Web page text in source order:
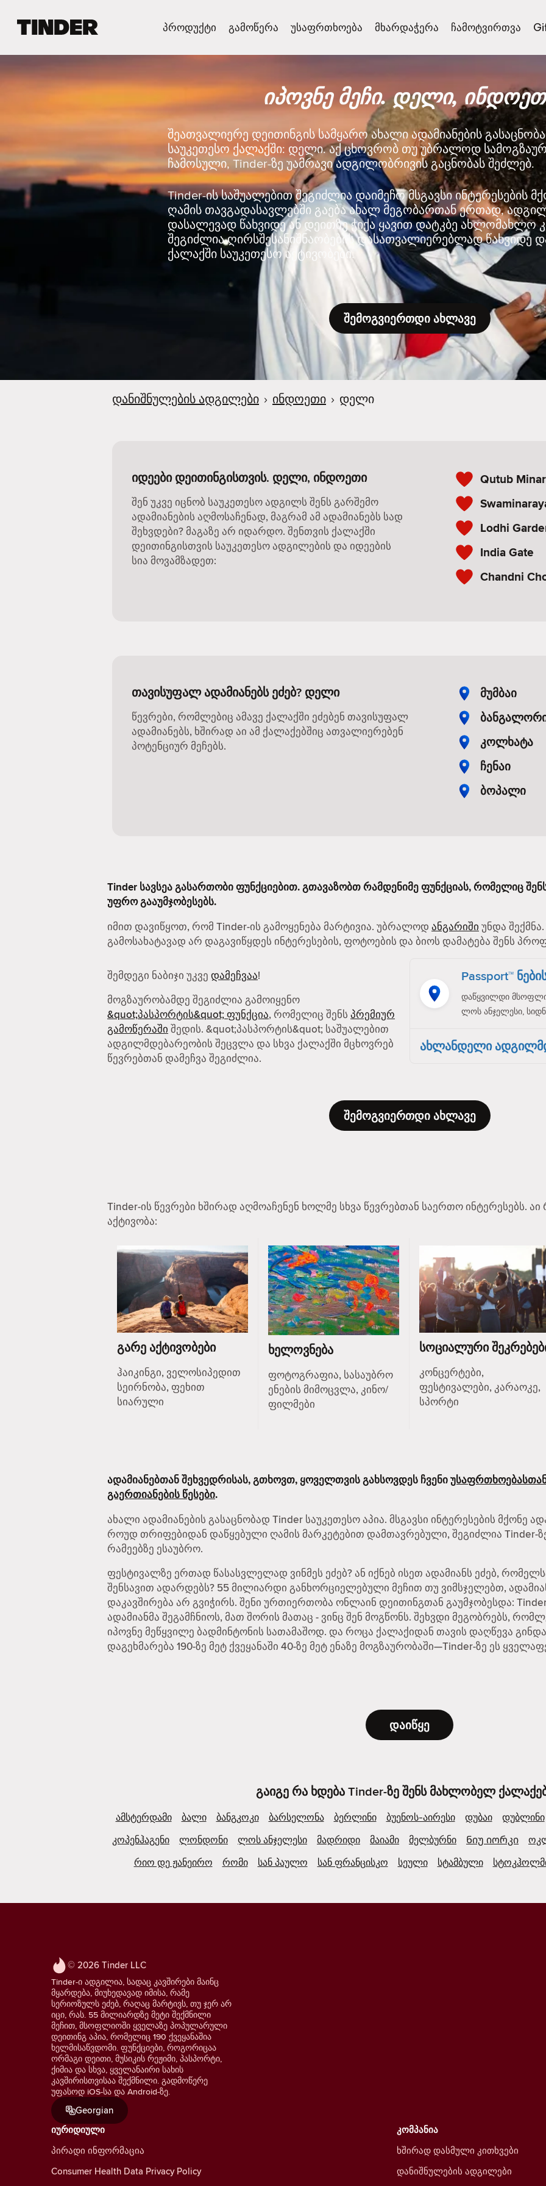
d
პროდუქტი გამოწერა უსაფრთხოება მხარდაჭერა ჩამოტვირთვა
იპოვნე მეჩი. დელი,
შეათვალიერე დეითინგის სამყარო ახალი ადამიანების
საუკეთესო ქალაქში: დელი. აქ ცხოვრობ თუ უბრალოდ
ჩამოსული, Tinder-ზე უამრავი ადგილობრივის გაცნობას შეძლებ.
Tinder-ის საშუალებით შეგიძლია დაიმეჩო მსგავსი ინტერესების
ღამის თავგადასავლებში გაება ახალ მეგობართან ერთად,
დასალევად წახვიდე ან დეითზე ჭიქა ყავით დატკბე ახლომახლო
შეგიძლია ღირსშესანიშნაობების დასათვალიერებლად წახვიდე
ქალაქში საუკეთესო აქტივობები.
შემოგვიერთდი ახლავე
დანიშნულების ადგილები › ინდოეთი › დელი
იდეები დეითინგისთვის. დელი, ინდოეთი
შენ უკვე იცნობ საუკეთესო ადგილს შენს გარშემო
ადამიანების აღმოსაჩენად, მაგრამ ამ ადამიანებს სად
შეხვდები? მაგაზე არ იდარდო. შენთვის ქალაქში
დეითინგისთვის საუკეთესო ადგილების და იდეების
სია მოვამზადეთ:
Qutub Minar
Lodhi
India Gate
Chandni
თავისუფალ ადამიანებს ეძებ? დელი
წევრები, რომლებიც ამავე ქალაქში ეძებენ თავისუფალ
ადამიანებს, ხშირად აი ამ ქალაქებშიც ათვალიერებენ
პოტენციურ მეჩებს.
მუმბაი
კოლხატა
ჩენაი
ბოპალი
Tinder სავსეა გასართობი ფუნქციებით. გთავაზობთ რამდენიმე ფუნქციას, რომელიც
უფრო გააუმჯობესებს.
იმით დავიწყოთ, რომ Tinder-ის გამოყენება მარტივია. უბრალოდ ანგარიში უნდა
გამოსახატავად არ დაგავიწყდეს ინტერესების, ფოტოების და ბიოს დამატება შენს
შემდეგი ნაბიჯი უკვე დამეჩვაა!
მოგზაურობამდე შეგიძლია გამოიყენო
&quot;პასპორტის&quot; ფუნქცია, რომელიც შენს პრემიურ
გამოწერაში შედის. &quot;პასპორტის&quot; საშუალებით
ადგილმდებარეობის შეცვლა და სხვა ქალაქში მცხოვრებ
წევრებთან დამეჩვა შეგიძლია.
Passport™
დაწყვილდი
ლოს ანჯელესი,
ახლანდელი
შემოგვიერთდი ახლავე
Tinder-ის წევრები ხშირად აღმოაჩენენ ხოლმე სხვა წევრებთან საერთო ინტერესებს.
აქტივობა:
გარე აქტივობები
ჰაიკინგი, ველოსიპედით
სეირნობა, ფეხით
სიარული
ხელოვნება
ფოტოგრაფია, სასაუბრო
ენების მიმოცვლა, კინო/
ფილმები
სოციალური
კონცერტები,
ფესტივალები, კარაოკე,
სპორტი
ადამიანებთან შეხვედრისას, გთხოვთ, ყოველთვის გახსოვდეს ჩვენი
გაერთიანების წესები.
ახალი ადამიანების გასაცნობად Tinder საუკეთესო აპია. მსგავსი ინტერესების მქონე
როუდ თრიფებიდან დაწყებული ღამის მარკეტებით დამთავრებული, შეგიძლია Tinder-
რამეებზე ესაუბრო.
ფესტივალზე ერთად წასასვლელად ვინმეს ეძებ? ან იქნებ ისეთ ადამიანს ეძებ,
შენსავით ადარდებს? 55 მილიარდი განხორციელებული მეჩით თუ ვიმსჯელებთ,
დაკავშირება არ გვიჭირს. შენი ურთიერთობა ონლაინ დეითინგთან გაუმჯობესდა:
ადამიანმა შეგამჩნიოს, მათ შორის მათაც - ვინც შენ მოგწონს. შეხვდი მეგობრებს,
იპოვნე მეწყვილე ბადმინტონის სათამაშოდ. და როცა ქალაქიდან თავის დაღწევა
დაგეხმარება 190-ზე მეტ ქვეყანაში 40-ზე მეტ ენაზე მოგზაურობაში—Tinder-ზე ეს
დაიწყე
გაიგე რა ხდება Tinder-ზე შენს მახლობელ
ამსტერდამი ბალი ბანგკოკი ბარსელონა ბერლინი ბუენოს-აირესი დუბაი დუბლინი
კოპენჰაგენი
ლონდონი ლოს ანჯელესი მადრიდი მაიამი მელბურნი Ნიუ იორკი
რიო დე ჟანეირო
რომი სან პაულო სან ფრანცისკო სეული სტამბული
© 2026 Tinder LLC
Tinder-ი ადგილია, სადაც კავშირები მაინც
მყარდება, მიუხედავად იმისა, რამე
სერიოზულს ეძებ, რაღაც მარტივს, თუ ჯერ არ
იცი, რას. 55 მილიარდზე მეტი შექმნილი
მეჩით, მსოფლიოში ყველაზე პოპულარული
დეითინგ აპია, რომელიც 190 ქვეყანაშია
ხელმისაწვდომი. ფუნქციები, როგორიცაა
ორმაგი დეითი, მუსიკის რეჟიმი, პასპორტი,
ქიმია და სხვა, ყველანაირი სახის
კავშირისთვისაა შექმნილი. გადმოწერე
უფასოდ iOS-სა და Android-ზე.
Georgian
იურიდიული
პირადი ინფორმაცია
Consumer Health Data Privacy Policy
კომპანია
ხშირად დასმული კითხვები
დანიშნულების ადგილები